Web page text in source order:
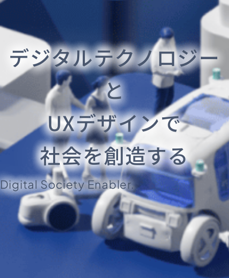
デジタルテクノロジー
と
UXデザインで
社会を創造する
Digital Society Enabler.